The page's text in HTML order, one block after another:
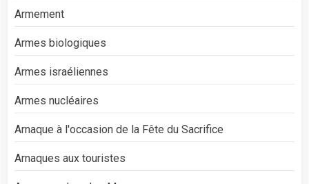
Armement
Armes biologiques
Armes israéliennes
Armes nucléaires
Arnaque à l'occasion de la Fête du Sacrifice
Arnaques aux touristes